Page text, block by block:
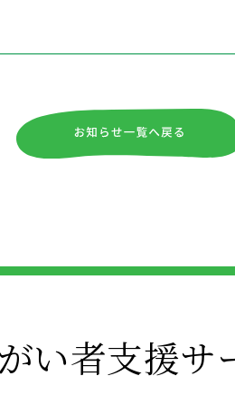
い者支援サ